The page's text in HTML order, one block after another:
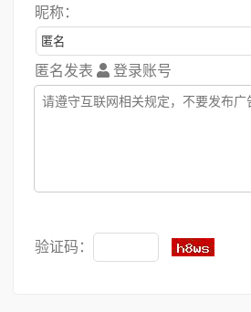
昵称：
匿名发表 登录账号
验证码：